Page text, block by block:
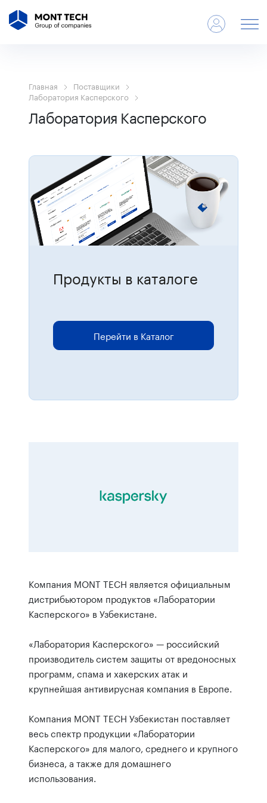
Главная
Поставщики
Лаборатория Касперского
Лаборатория Касперского
Продукты в каталоге
Для размещения онлайн-заказов
Перейти в Каталог
Компания MONT TECH является официальным
дистрибьютором продуктов «Лаборатории
Касперского» в Узбекистане.
«Лаборатория Касперского» — российский
производитель систем защиты от вредоносных
программ, спама и хакерских атак и
крупнейшая антивирусная компания в Европе.
Компания MONT TECH Узбекистан поставляет
весь спектр продукции «Лаборатории
Касперского» для малого, среднего и крупного
бизнеса, а также для домашнего
использования.